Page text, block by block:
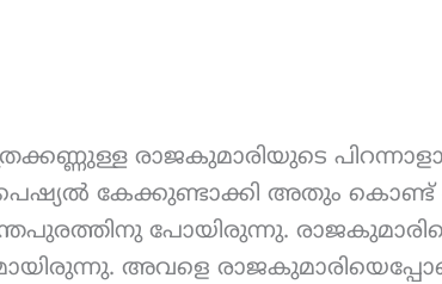
രാജകുമാരിയുടെ
കേക്കുണ്ടാക്കി അതും
പോയിരുന്നു.
അവളെ